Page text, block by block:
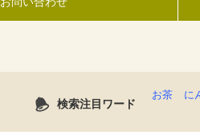
検索注目ワード
お茶 に